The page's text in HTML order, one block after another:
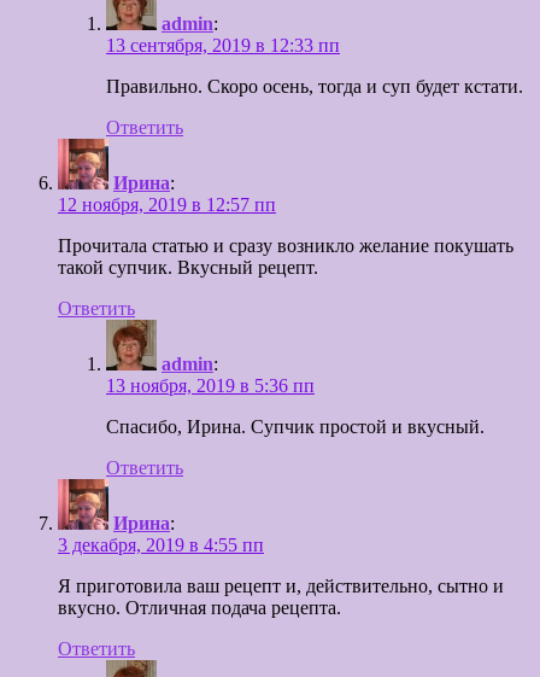
admin:
13 сентября, 2019 в 12:33 пп
Правильно. Скоро осень, тогда и суп будет кстати.
Ответить
Ирина:
12 ноября, 2019 в 12:57 пп
Прочитала статью и сразу возникло желание покушать
такой супчик. Вкусный рецепт.
Ответить
admin:
13 ноября, 2019 в 5:36 пп
Спасибо, Ирина. Супчик простой и вкусный.
Ответить
Ирина:
3 декабря, 2019 в 4:55 пп
Я приготовила ваш рецепт и, действительно, сытно и
вкусно. Отличная подача рецепта.
Ответить